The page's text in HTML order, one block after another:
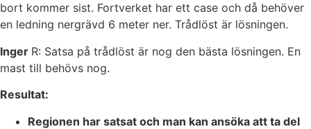
bort kommer sist. Fortverket har ett case och då behöver
en ledning nergrävd 6 meter ner. Trådlöst är lösningen.
Inger R: Satsa på trådlöst är nog den bästa lösningen. En
mast till behövs nog.
Resultat:
Regionen har satsat och man kan ansöka att ta del